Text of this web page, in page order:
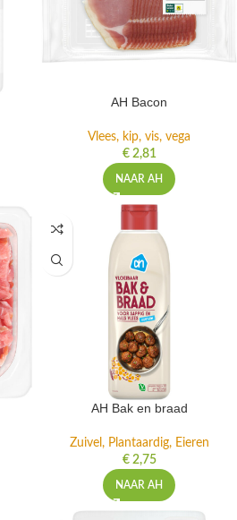
AH Bacon
Vlees, kip, vis, vega
€2,81
NAAR AH
AH Bak en braad
Zuivel, Plantaardig, Eieren
€2,75
NAAR AH